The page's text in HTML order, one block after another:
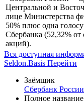
Профиль
"Сбербанк России" -
Центральной и
лице Министерства
50% плюс одна
Сбербанка (52,32% от
акций).
Вся доступная
Seldon.Basis Перейти